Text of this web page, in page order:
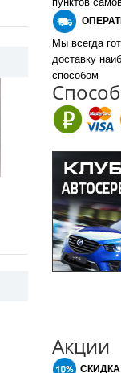
О
Мы всегда
доставку
способом
Спос
Акции
СКИДКА